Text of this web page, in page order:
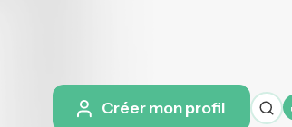
Créer mon profil